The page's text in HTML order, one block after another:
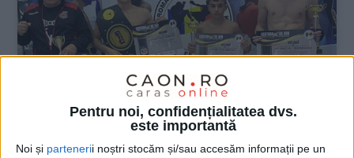
Pentru noi, confidențialitatea dvs.
este importantă
Noi și partenerii noștri stocăm și/sau accesăm informații pe un